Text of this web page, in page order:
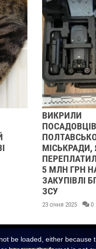
ПОСАДОВЦІВ
ПОЛТАВСЬКОЇ
МІСЬКРАДИ, ЯКІ
ПЕРЕПЛАТИЛИ МАЙЖЕ
5 МЛН ГРН НА
ЗАКУПІВЛІ БПЛА ДЛЯ
0